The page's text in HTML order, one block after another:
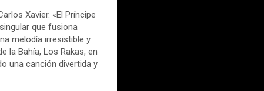
Xavier. «El Príncipe
que fusiona
melodía irresistible y
la Bahía, Los Rakas, en
una canción divertida y